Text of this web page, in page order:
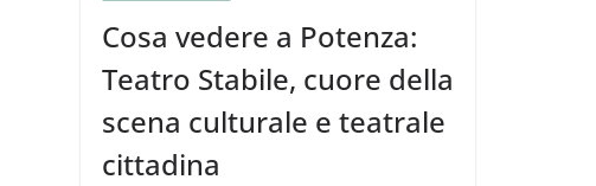
Cosa vedere a Potenza:
Teatro Stabile, cuore della
scena culturale e teatrale
cittadina